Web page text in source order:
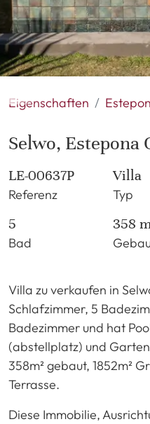
Eigenschaften
Selwo, Estepona
LE-00637P
Referenz
Villa
Typ
5
Bad
358
Villa zu verkaufen in
Schlafzimmer, 5
Badezimmer und hat
(abstellplatz) und
358m² gebaut, 1852m²
Terrasse.
Diese Immobilie,